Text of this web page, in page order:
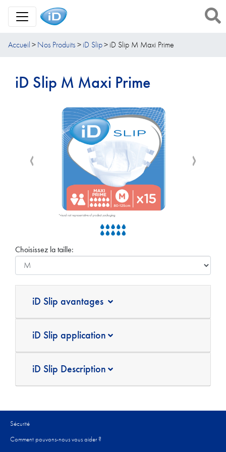
Toggle Navigation
Accueil Nos Produits iD Slip iD Slip M Maxi Prime
iD Slip M Maxi Prime
Choisissez la taille:
iD Slip avantages
iD Slip application
iD Slip Description
Sécurité
Comment pouvons-nous vous aider ?